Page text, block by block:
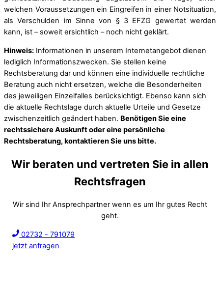
welchen Voraussetzungen ein Eingreifen in einer Notsituation,
als Verschulden im Sinne von § 3 EFZG gewertet werden
kann, ist – soweit ersichtlich – noch nicht geklärt.
Hinweis: Informationen in unserem Internetangebot dienen
lediglich Informationszwecken. Sie stellen keine
Rechtsberatung dar und können eine individuelle rechtliche
Beratung auch nicht ersetzen, welche die Besonderheiten
des jeweiligen Einzelfalles berücksichtigt. Ebenso kann sich
die aktuelle Rechtslage durch aktuelle Urteile und Gesetze
zwischenzeitlich geändert haben. Benötigen Sie eine
rechtssichere Auskunft oder eine persönliche
Rechtsberatung, kontaktieren Sie uns bitte.
Wir beraten und vertreten Sie in allen
Rechtsfragen
Wir sind Ihr Ansprechpartner wenn es um Ihr gutes Recht
geht.
02732 - 791079
jetzt anfragen